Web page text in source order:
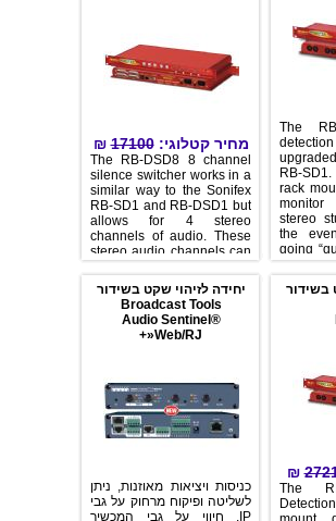
the
מחיר קטלוגי:17100
₪
The RB-DSD8 8 channel
silence switcher works in a
similar way to the Sonifex
RB-SD1 and RB-DSD1 but
allows for 4 stereo
channels of audio. These
stereo audio channels can
digital and can be used
independently to give 4
stereo silence detectors or
they can be linked to
handle multichannel audio
Designed to switch from
one input (or set of inputs)
to another in the event of
loss of audio, the unit is
studio, to switch in another
audio source, or
simultaneous broadcast,
₪
יחידה לזיהוי שקט בשידור
Broadcast Tools
Audio Sentinel®
+»Web/RJ
כניסות ויציאות מאוזנות, ניתן
לשליטה ופיקוח מרחוק על גבי
IP, חיווי על גבי המכשיר